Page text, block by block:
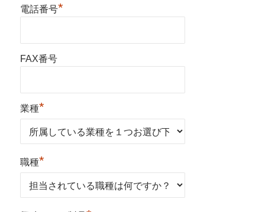
電話番号*
FAX番号
業種*
職種*